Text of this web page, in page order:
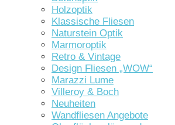
Holzoptik
Klassische Fliesen
Naturstein Optik
Marmoroptik
Retro & Vintage
Design Fliesen „WOW“
Marazzi Lume
Villeroy & Boch
Neuheiten
Wandfliesen Angebote